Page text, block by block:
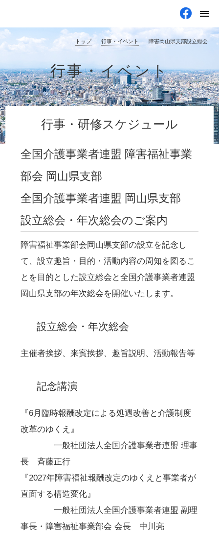
menu
トップ 行事・イベント 障害岡山県支部設立総会
行事・イベント
行事・研修スケジュール
全国介護事業者連盟 障害福祉事業
部会 岡山県支部
全国介護事業者連盟 岡山県支部
設立総会・年次総会のご案内
障害福祉事業部会岡山県支部の設立を記念し
て、設立趣旨・目的・活動内容の周知を図るこ
とを目的とした設立総会と全国介護事業者連盟
岡山県支部の年次総会を開催いたします。
設立総会・年次総会
主催者挨拶、来賓挨拶、趣旨説明、活動報告等
記念講演
『6月臨時報酬改定による処遇改善と介護制度
改革のゆくえ』
一般社団法人全国介護事業者連盟 理事
長 斉藤正行
『2027年障害福祉報酬改定のゆくえと事業者が
直面する構造変化』
一般社団法人全国介護事業者連盟 副理
事長・障害福祉事業部会 会長 中川亮